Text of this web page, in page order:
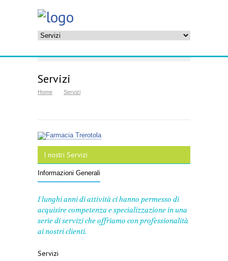
Servizi
Home Servizi
I nostri Servizi
Informazioni Generali
I lunghi anni di attività ci hanno permesso di
acquisire competenza e specializzazione in una
serie di servizi che offriamo con professionalità
ai nostri clienti.
Servizi